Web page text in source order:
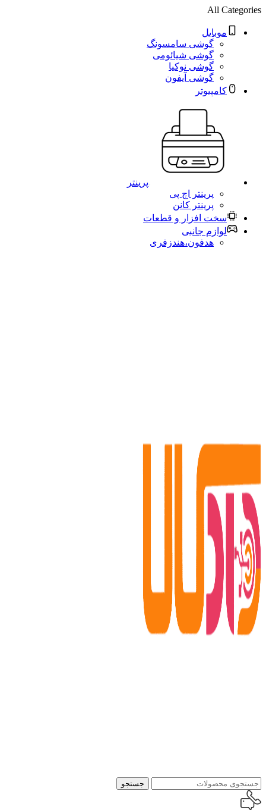
All Categories
موبایل
گوشی سامسونگ
گوشی شیائومی
گوشی نوکیا
گوشی آیفون
کامپیوتر
پرینتر
پرینتر اچ پی
پرینتر کانن
سخت افزار و قطعات
لوازم جانبی
هدفون،هندزفری
جستجو